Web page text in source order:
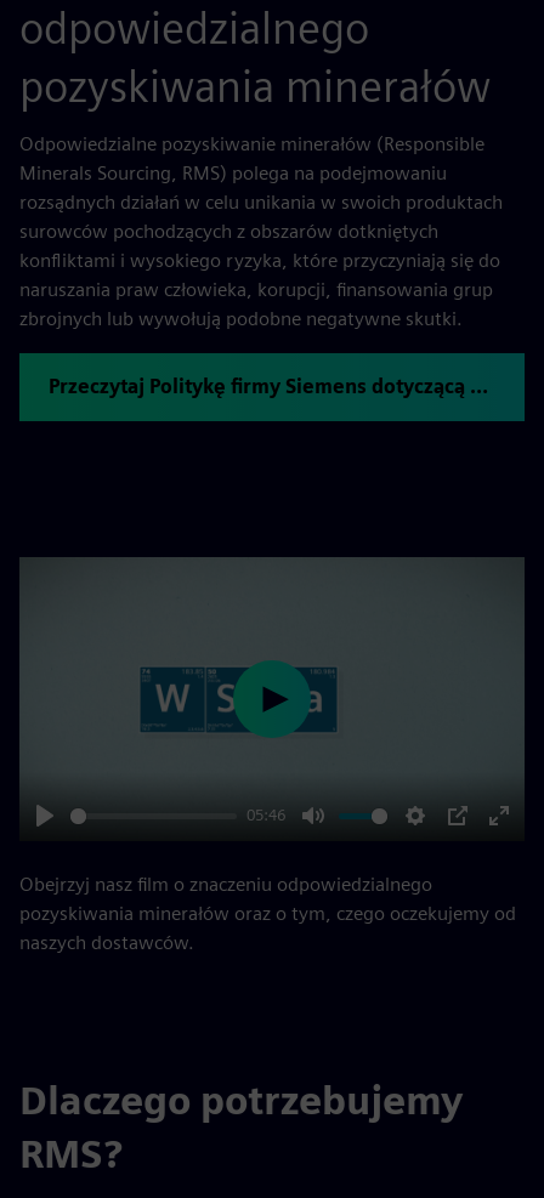
odpowiedzialnego
pozyskiwania minerałów
Odpowiedzialne pozyskiwanie minerałów (Responsible
Minerals Sourcing, RMS) polega na podejmowaniu
rozsądnych działań w celu unikania w swoich produktach
surowców pochodzących z obszarów dotkniętych
konfliktami i wysokiego ryzyka, które przyczyniają się do
naruszania praw człowieka, korupcji, finansowania grup
zbrojnych lub wywołują podobne negatywne skutki.
Przeczytaj Politykę firmy Siemens dotyczącą odpowiedzialnego pozyskiwania minerałów
05:46
Play
Obejrzyj nasz film o znaczeniu odpowiedzialnego
pozyskiwania minerałów oraz o tym, czego oczekujemy od
naszych dostawców.
Dlaczego potrzebujemy
RMS?